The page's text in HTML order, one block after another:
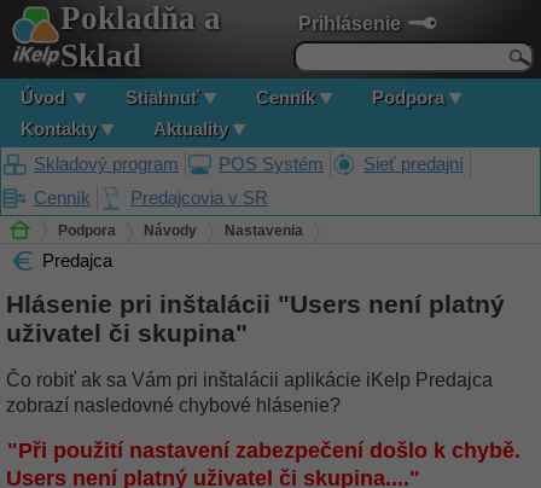
Prihlásenie
Pokladňa a
Sklad
Úvod Stiahnuť Cenník
Podpora
Kontakty
Aktuality
Skladový program
POS Systém
Sieť predajní
Cenník
Predajcovia v SR
Podpora Návody Nastavenia
Hlásenie pri inštalácii "Users není platný uživatel či skupina"
Predajca
Hlásenie pri inštalácii "Users není platný
uživatel či skupina"
Čo robiť ak sa Vám pri inštalácii aplikácie iKelp Predajca
zobrazí nasledovné chybové hlásenie?
"Při použití nastavení zabezpečení došlo k chybě.
Users není platný uživatel či skupina...."